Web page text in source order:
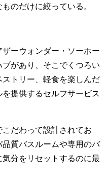
のだけに絞っている。
ーウォンダー・ソーホー
があり、そこでくつろい
トリー、軽食を楽しんだ
提供するセルフサービス
だわって設計されてお
質バスルームや専用のバ
分をリセットするのに最